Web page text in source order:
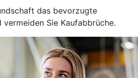
das bevorzugte
vermeiden Sie Kaufabbrüche.